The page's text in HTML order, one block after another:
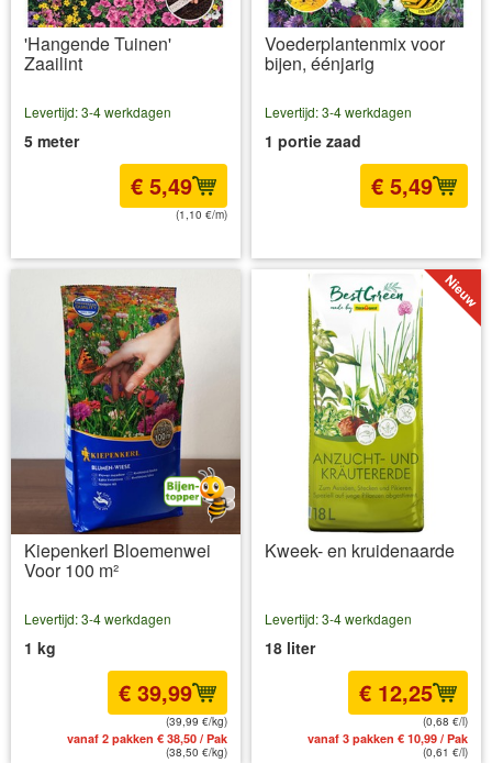
'Hangende Tuinen'
Zaailint
Levertijd: 3-4 werkdagen
5 meter
€ 5,49
(1,10 €/m)
Voederplantenmix voor
bijen, éénjarig
Levertijd: 3-4 werkdagen
1 portie zaad
€ 5,49
Kiepenkerl Bloemenwei
Voor 100 m²
Levertijd: 3-4 werkdagen
1 kg
€ 39,99
(39,99 €/kg)
vanaf 2 pakken € 38,50 / Pak
(38,50 €/kg)
Kweek- en kruidenaarde
Levertijd: 3-4 werkdagen
18 liter
€ 12,25
(0,68 €/l)
vanaf 3 pakken € 10,99 / Pak
(0,61 €/l)